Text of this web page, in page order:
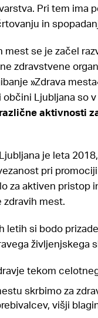
Pri tem ima
in
mest se je začel
zdravstvene
»Zdrava
občini Ljubljana so
aktivnosti
je leta
pri
za aktiven pristop
zdravih mest.
letih si bodo
življenjskega
tekom
skrbimo za
višji